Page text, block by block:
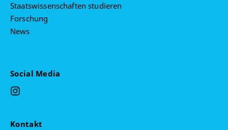
Staatswissenschaften studieren
Forschung
News
Social Media
Kontakt